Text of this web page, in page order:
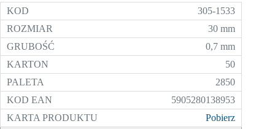
305-1533
30 mm
0,7 mm
50
2850
5905280138953
Pobierz